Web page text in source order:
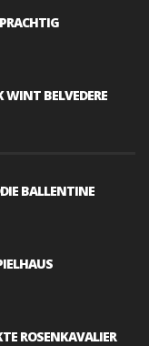
BELVEDERE
BALLENTINE
ROSENKAVALIER